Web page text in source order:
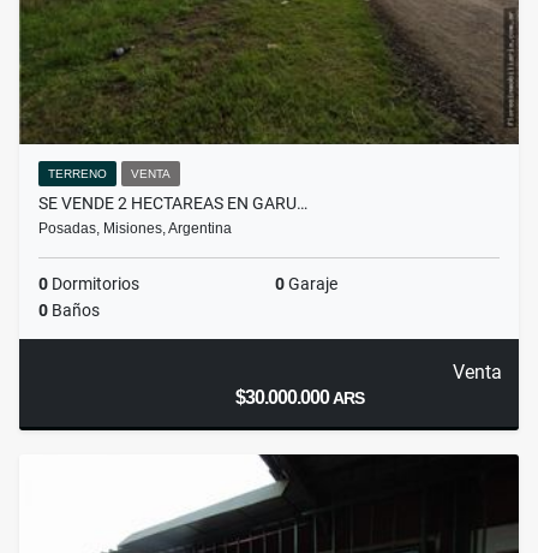
TERRENO VENTA
SE VENDE 2 HECTAREAS EN GARU…
Posadas, Misiones, Argentina
0 Dormitorios 0Garaje
0 Baños
Venta
$30.000.000ARS